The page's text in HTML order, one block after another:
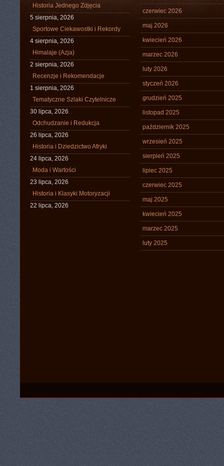
Historia Jednego Zdjęcia
5 sierpnia, 2026
Sportowe Ciekawostki i Rekordy
4 sierpnia, 2026
Himalaje (Azja)
2 sierpnia, 2026
Recenzje i Rekomendacje
1 sierpnia, 2026
Tematyczne Szlaki Czytelnicze
30 lipca, 2026
Odchudzanie i Redukcja
26 lipca, 2026
Historia i Dziedzictwo Afryki
24 lipca, 2026
Moda i Wartości
23 lipca, 2026
Historia i Klasyki Motoryzacji
22 lipca, 2026
czerwiec 2026
maj 2026
kwiecień 2026
marzec 2026
luty 2026
styczeń 2026
grudzień 2025
listopad 2025
październik 2025
wrzesień 2025
sierpień 2025
lipiec 2025
czerwiec 2025
maj 2025
kwiecień 2025
marzec 2025
luty 2025